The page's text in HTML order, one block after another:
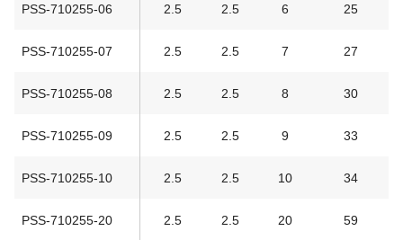
PSS-710255-06 2.5 2.5 6 25
PSS-710255-07 2.5 2.5 7 27
PSS-710255-08 2.5 2.5 8 30
PSS-710255-09 2.5 2.5 9 33
PSS-710255-10 2.5 2.5 10 34
PSS-710255-20 2.5 2.5 20 59